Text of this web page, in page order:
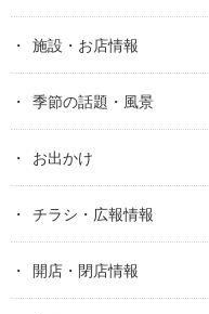
施設・お店情報
季節の話題・風景
お出かけ
チラシ・広報情報
開店・閉店情報